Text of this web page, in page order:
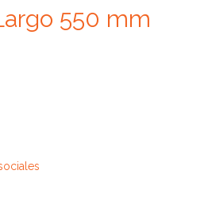
550 mm